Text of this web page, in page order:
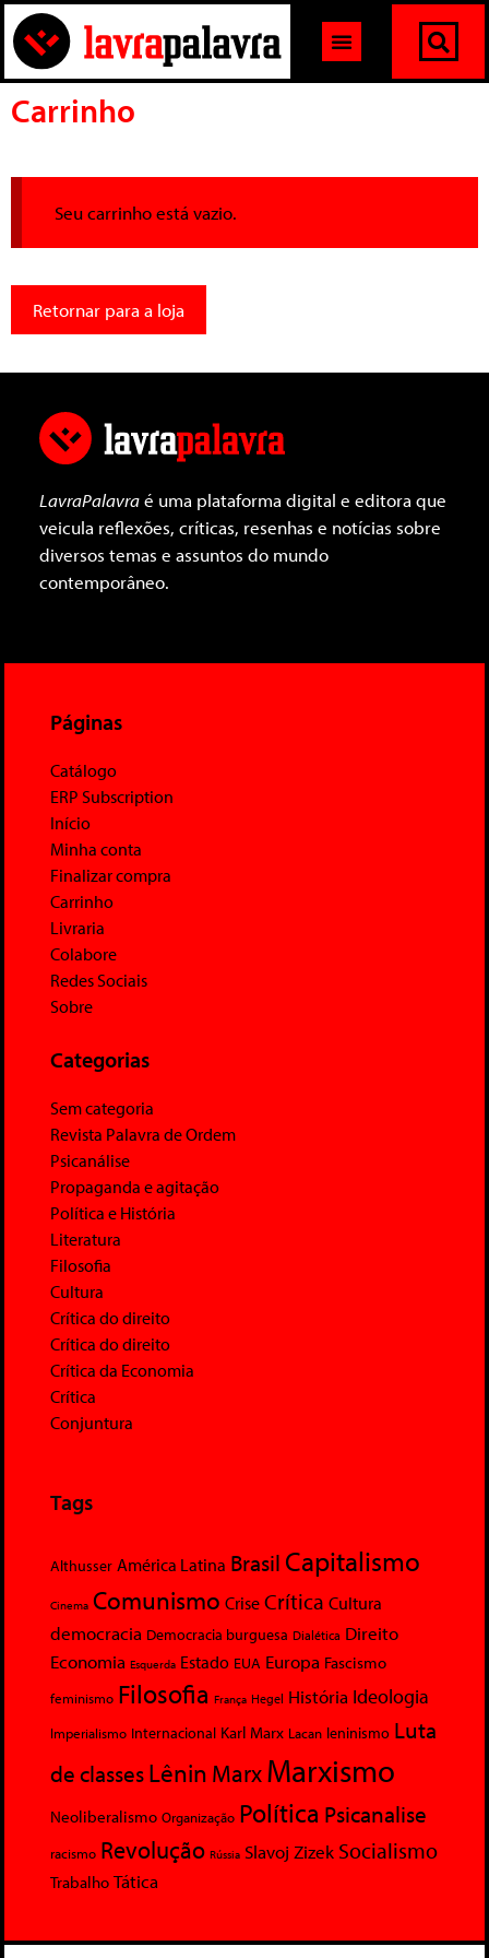
Carrinho
Seu carrinho está vazio.
Retornar para a loja
LavraPalavraé uma plataforma digital e editora que
veicula reflexões, críticas, resenhas e notícias sobre
diversos temas e assuntos do mundo
contemporâneo.
Páginas
Catálogo
ERP Subscription
Início
Minha conta
Finalizar compra
Carrinho
Livraria
Colabore
Redes Sociais
Sobre
Categorias
Sem categoria
Revista Palavra de Ordem
Psicanálise
Propaganda e agitação
Política e História
Literatura
Filosofia
Cultura
Crítica do direito
Crítica do direito
Crítica da Economia
Crítica
Conjuntura
Tags
Althusser América Latina Brasil Capitalismo
Cinema Comunismo Crise Crítica Cultura
democracia Democracia burguesa Dialética Direito
Economia Esquerda Estado EUA Europa Fascismo
feminismo Filosofia França Hegel História Ideologia
Imperialismo Internacional Karl Marx Lacan leninismo Luta
de classesLênin MarxMarxismo
Neoliberalismo Organização Política Psicanalise
racismo Revolução Rússia Slavoj Zizek Socialismo
Trabalho Tática